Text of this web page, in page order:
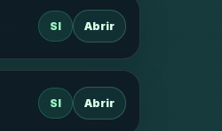
SI Abrir
SI Abrir